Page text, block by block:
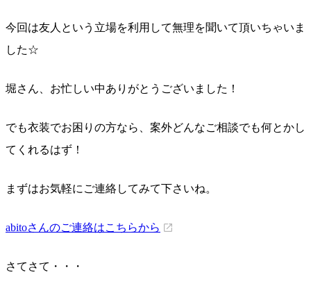
今回は友人という立場を利用して無理を聞いて頂いちゃいま
した☆
堀さん、お忙しい中ありがとうございました！
でも衣装でお困りの方なら、案外どんなご相談でも何とかし
てくれるはず！
まずはお気軽にご連絡してみて下さいね。
abitoさんのご連絡はこちらから
さてさて・・・